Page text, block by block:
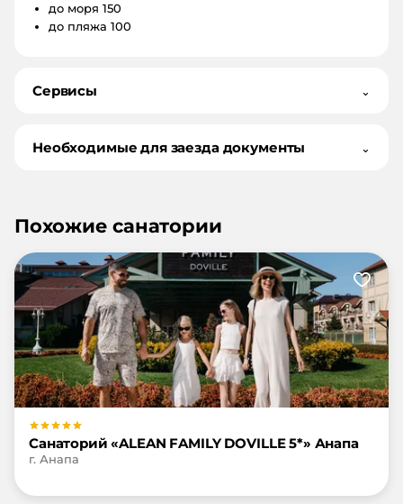
до моря 150
до пляжа 100
Сервисы ⌄
Необходимые для заезда документы ⌄
Похожие санатории
Санаторий «ALEAN FAMILY DOVILLE 5*» Анапа
г. Анапа